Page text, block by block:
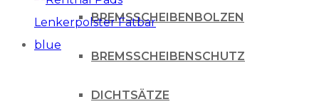
BREMSSCHEIBENBOLZEN
BREMSSCHEIBENSCHUTZ
DICHTSÄTZE